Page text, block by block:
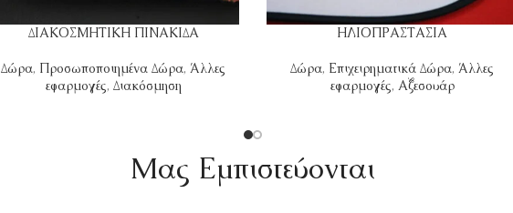
ΔΙΑΚΟΣΜΗΤΙΚΗ ΠΙΝΑΚΙΔΑ
Δώρα, Προσωποποιημένα Δώρα,Άλλες
εφαρμογές, Διακόσμηση
ΗΛΙΟΠΡΑΣΤΑΣΙΑ
Δώρα, Επιχειρηματικά Δώρα,Άλλες
εφαρμογές, Αξεσουάρ
Mας Εμπιστεύονται